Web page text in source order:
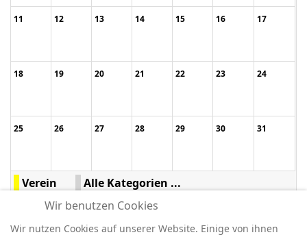
11 12 13 14 15 16 17
18 19 20 21 22 23 24
25 26 27 28 29 30 31
Verein
Alle Kategorien ...
Wir benutzen Cookies
Wir nutzen Cookies auf unserer Website. Einige von ihnen